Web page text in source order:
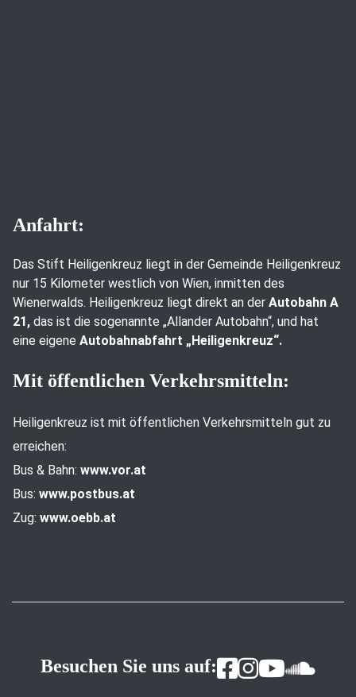
Anfahrt:
Das Stift Heiligenkreuz liegt in der Gemeinde Heiligenkreuz
nur 15 Kilometer westlich von Wien, inmitten des
Wienerwalds. Heiligenkreuz liegt direkt an der Autobahn A
21, das ist die sogenannte „Allander Autobahn“, und hat
eine eigene Autobahnabfahrt „Heiligenkreuz“.
Mit öffentlichen Verkehrsmitteln:
Heiligenkreuz ist mit öffentlichen Verkehrsmitteln gut zu
erreichen:
Bus & Bahn: www.vor.at
Bus: www.postbus.at
Zug: www.oebb.at
Besuchen Sie uns auf: